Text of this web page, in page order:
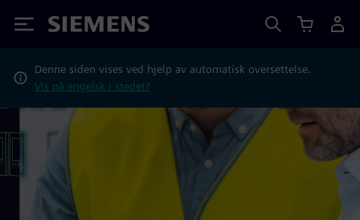
Siemens
Denne siden vises ved hjelp av automatisk oversettelse.
Vis på engelsk i stedet?